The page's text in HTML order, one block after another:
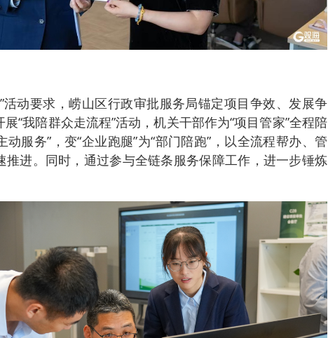
活动要求，崂山区行政审批服务局锚定项目争效、发展争
“我陪群众走流程”活动，机关干部作为“项目管家”全程陪
动服务”，变“企业跑腿”为“部门陪跑”，以全流程帮办、管
推进。同时，通过参与全链条服务保障工作，进一步锤炼